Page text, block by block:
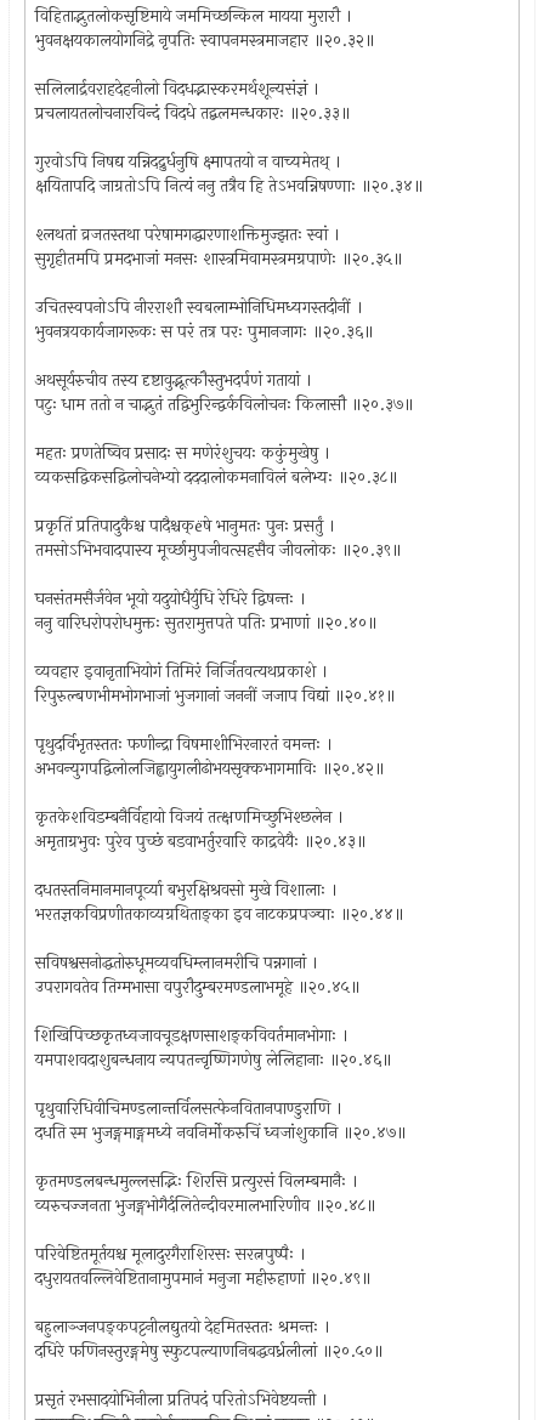
विहिताद्भुतलोकसृष्टिमाये जममिच्छन्किल मायया मुरारौ ।
भुवनक्षयकालयोगनिद्रे नृपतिः स्वापनमस्त्रमाजहार ॥२०.३२॥
सलिलार्द्रवराहदेहनीलो विदधद्भास्करमर्थशून्यसंज्ञं ।
प्रचलायतलोचनारविन्दं विदधे तद्बलमन्धकारः ॥२०.३३॥
गुरवोऽपि निषद्य यन्निदद्रुर्धनुषि क्ष्मापतयो न वाच्यमेतथ् ।
क्षयितापदि जाग्रतोऽपि नित्यं ननु तत्रैव हि तेऽभवन्निषण्णाः ॥२०.३४॥
श्लथतां व्रजतस्तथा परेषामगद्धारणाशक्तिमुज्झतः स्वां ।
सुगृहीतमपि प्रमदभाजां मनसः शास्त्रमिवामस्त्रमग्रपाणेः ॥२०.३५॥
उचितस्वपनोऽपि नीरराशौ स्वबलाम्भोनिधिमध्यगस्तदीनीं ।
भुवनत्रयकार्यजागरूकः स परं तत्र परः पुमानजागः ॥२०.३६॥
अथसूर्यरुचीव तस्य दृष्टावुद्भूत्कौस्तुभदर्पणं गतायां ।
पटुः धाम ततो न चाद्भुतं तद्विभुरिन्द्वर्कविलोचनः किलासौ ॥२०.३७॥
महतः प्रणतेष्विव प्रसादः स मणेरंशुचयः ककुंमुखेषु ।
व्यकसद्विकसद्विलोचनेभ्यो दददालोकमनाविलं बलेभ्यः ॥२०.३८॥
प्रकृतिं प्रतिपादुकैश्च पादैश्चक्ëषे भानुमतः पुनः प्रसर्तुं ।
तमसोऽभिभवादपास्य मूर्च्छामुपजीवत्सहसैव जीवलोकः ॥२०.३९॥
घनसंतमसैर्जवेन भूयो यदुयोधैर्युधि रेधिरे द्विषन्तः ।
ननु वारिधरोपरोधमुक्तः सुतरामुत्तपते पतिः प्रभाणां ॥२०.४०॥
व्यवहार इवानृताभियोगं तिमिरं निर्जितवत्यथप्रकाशे ।
रिपुरुल्बणभीमभोगभाजां भुजगानां जननीं जजाप विद्यां ॥२०.४१॥
पृथुदर्विभृतस्ततः फणीन्द्रा विषमाशीभिरनारतं वमन्तः ।
अभवन्युगपद्विलोलजिह्वायुगलीढोभयसृक्कभागमाविः ॥२०.४२॥
कृतकेशविडम्बनैर्विहायो विजयं तत्क्षणमिच्छुभिश्छलेन ।
अमृताग्रभुवः पुरेव पुच्छं बडवाभर्तुरवारि काद्रवेयैः ॥२०.४३॥
दधतस्तनिमानमानपूर्व्या बभुरक्षिश्रवसो मुखे विशालाः ।
भरतज्ञकविप्रणीतकाव्यग्रथिताङ्का इव नाटकप्रपञ्चाः ॥२०.४४॥
सविषश्वसनोद्धतोरुधूमव्यवधिम्लानमरीचि पन्नगानां ।
उपरागवतेव तिग्मभासा वपुरौदुम्बरमण्डलाभमूहे ॥२०.४५॥
शिखिपिच्छकृतध्वजावचूडक्षणसाशङ्कविवर्तमानभोगाः ।
यमपाशवदाशुबन्धनाय न्यपतन्वृष्णिगणेषु लेलिहानाः ॥२०.४६॥
पृथुवारिधिवीचिमण्डलान्तर्विलसत्फेनवितानपाण्डुराणि ।
दधति स्म भुजङ्गमाङ्गमध्ये नवनिर्मोकरुचिं ध्वजांशुकानि ॥२०.४७॥
कृतमण्डलबन्धमुल्लसद्भिः शिरसि प्रत्युरसं विलम्बमानैः ।
व्यरुचज्जनता भुजङ्गभोगैर्दलितेन्दीवरमालभारिणीव ॥२०.४८॥
परिवेष्टितमूर्तयश्च मूलादुरगैराशिरसः सरत्नपुष्पैः ।
दधुरायतवल्लिवेष्टितानामुपमानं मनुजा महीरुहाणां ॥२०.४९॥
बहुलाञ्जनपङ्कपट्टनीलद्युतयो देहमितस्ततः श्रमन्तः ।
दधिरे फणिनस्तुरङ्गमेषु स्फुटपल्याणनिबद्धवर्ध्रलीलां ॥२०.५०॥
प्रसृतं रभसादयोभिनीला प्रतिपदं परितोऽभिवेष्टयन्ती ।